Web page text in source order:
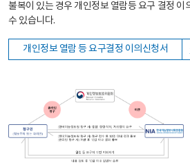
불복이 있는 경우 개인정보 열람등 요구 결정
수 있습니다.
개인정보 열람 등 요구결정 이의신청서